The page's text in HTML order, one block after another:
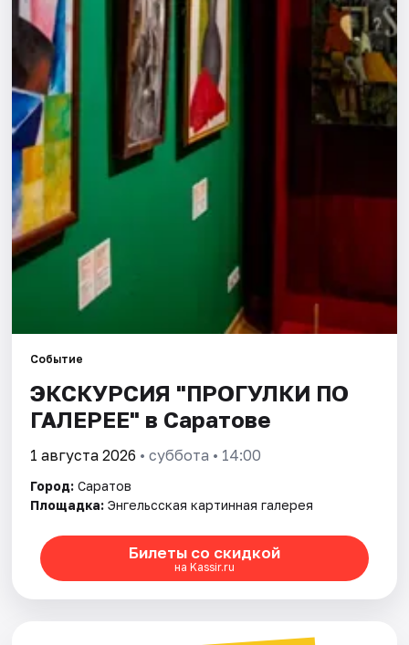
Города
Площадки
Артисты
Рейтинги
Событие
ЭКСКУРСИЯ "ПРОГУЛКИ ПО
ГАЛЕРЕЕ" в Саратове
1 августа 2026 • суббота • 14:00
Город: Саратов
Площадка: Энгельсская картинная галерея
Билеты со скидкой
на Kassir.ru